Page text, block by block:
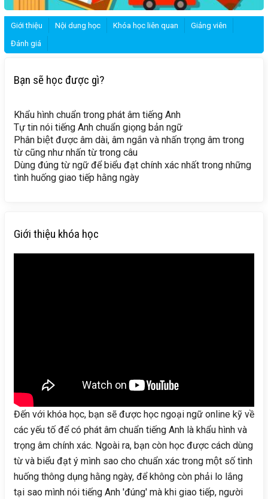
Giới thiệu Nội dung học Khóa học liên quan
Giảng viên
Đánh giá
Bạn sẽ học được gì?
Khẩu hình chuẩn trong phát âm tiếng Anh
Tự tin nói tiếng Anh chuẩn giọng bản ngữ
Phân biệt được âm dài, âm ngắn và nhấn trọng âm trong
từ cũng như nhấn từ trong câu
Dùng đúng từ ngữ để biểu đạt chính xác nhất trong những
tình huống giao tiếp hằng ngày
Giới thiệu khóa học
Đến với khóa học, bạn sẽ được học ngoại ngữ online kỹ về
các yếu tố để có phát âm chuẩn tiếng Anh là khẩu hình và
trọng âm chính xác. Ngoài ra, bạn còn học được cách dùng
từ và biểu đạt ý mình sao cho chuẩn xác trong một số tình
huống thông dụng hằng ngày, để không còn phải lo lắng
tại sao mình nói tiếng Anh 'đúng' mà khi giao tiếp, người